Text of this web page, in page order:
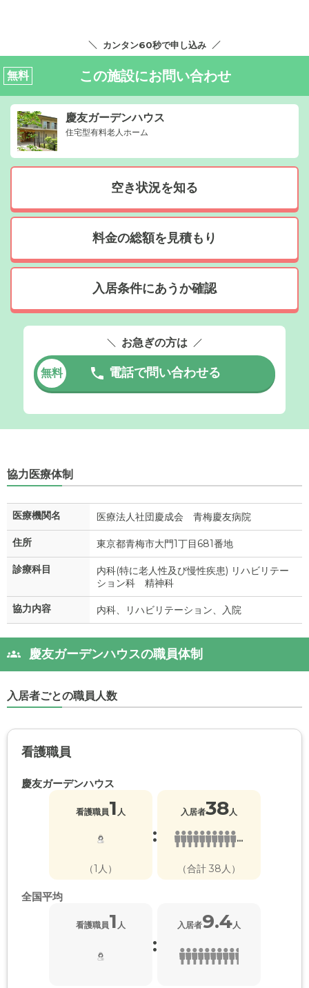
カンタン60秒で申し込み
無料 この施設にお問い合わせ
慶友ガーデンハウス
住宅型有料老人ホーム
空き状況を知る
料金の総額を見積もり
入居条件にあうか確認
お急ぎの方は
無料 電話で問い合わせる
協力医療体制
医療機関名 医療法人社団慶成会 青梅慶友病院
住所 東京都青梅市大門1丁目681番地
診療科目
内科(特に老人性及び慢性疾患) リハビリテー
ション科 精神科
協力内容 内科、リハビリテーション、入院
慶友ガーデンハウスの職員体制
入居者ごとの職員人数
看護職員
慶友ガーデンハウス
看護職員1 人
（1人）
:
入居者38人
...
（合計 38人）
全国平均
看護職員1 人
:
入居者9.4人